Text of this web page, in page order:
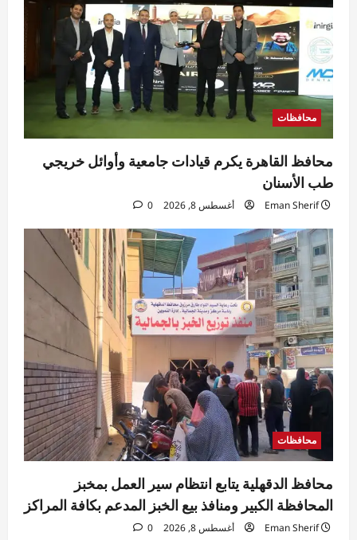
تقارير
مصر الآن.. «بريكس» يفتح آفاقًا جديدة للتجارة
والاستثمار والصناعة المصرية
Rabab khaled
أغسطس 8, 2026
0
محافظات
محافظ القاهرة يكرم قيادات جامعية وأوائل خريجي
طب الأسنان
Eman Sherif أغسطس 8, 2026 0
محافظات
محافظ الدقهلية يتابع انتظام سير العمل بمخبز
المحافظة الكبير ومنافذ بيع الخبز المدعم بكافة المراكز
Eman Sherif أغسطس 8, 2026 0